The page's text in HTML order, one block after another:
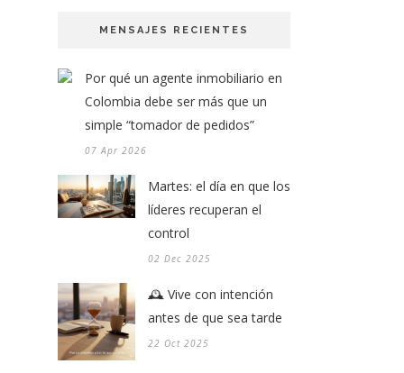
MENSAJES RECIENTES
Por qué un agente inmobiliario en
Colombia debe ser más que un
simple “tomador de pedidos”
07 Apr 2026
Martes: el día en que los
líderes recuperan el
control
02 Dec 2025
🕰️ Vive con intención
antes de que sea tarde
22 Oct 2025